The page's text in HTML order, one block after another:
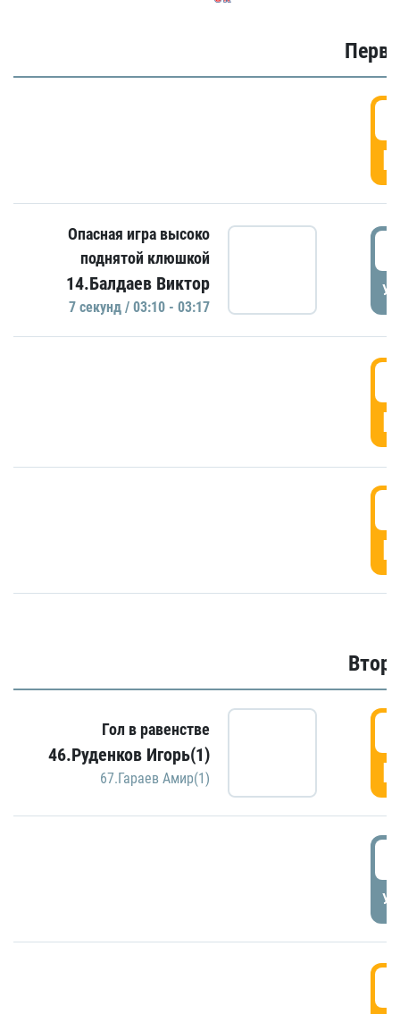
Опасная игра высоко
поднятой клюшкой
14.Балдаев Виктор
7 секунд / 03:10 - 03:17
Гол в равенстве
46.Руденков Игорь(1)
67.Гараев Амир(1)